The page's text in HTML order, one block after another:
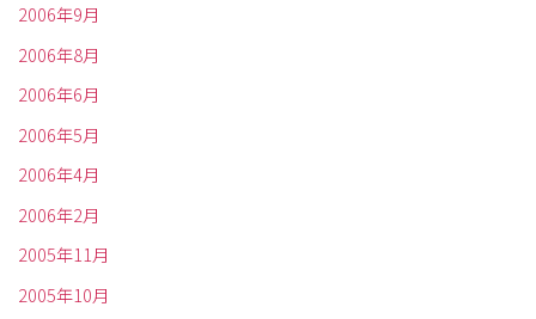
2006年9月
2006年8月
2006年6月
2006年5月
2006年4月
2006年2月
2005年11月
2005年10月